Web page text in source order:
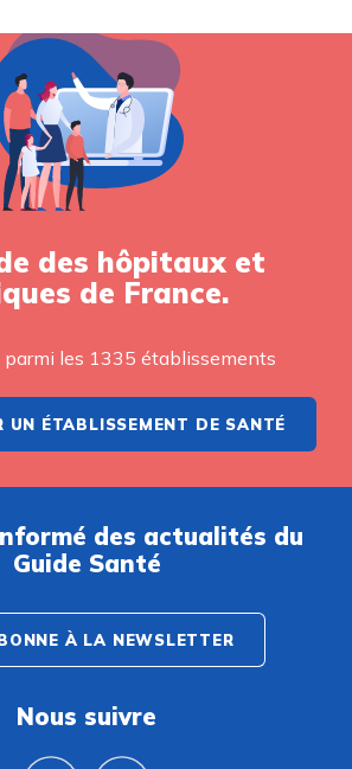
des hôpitaux et
de France.
parmi les 1335 établissements
UN ÉTABLISSEMENT DE SANTÉ
des actualités du
Guide Santé
À LA NEWSLETTER
Nous suivre